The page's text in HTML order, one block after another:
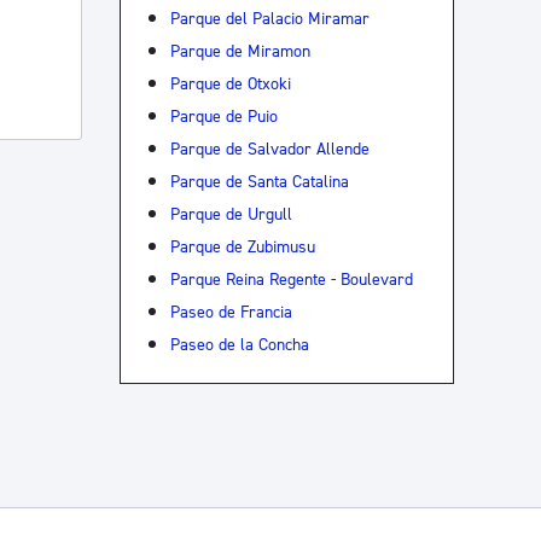
Parque del Palacio Miramar
Parque de Miramon
Parque de Otxoki
Parque de Puio
Parque de Salvador Allende
Parque de Santa Catalina
Parque de Urgull
Parque de Zubimusu
Parque Reina Regente - Boulevard
Paseo de Francia
Paseo de la Concha